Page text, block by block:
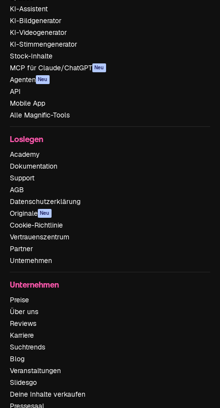
KI-Assistent
KI-Bildgenerator
KI-Videogenerator
KI-Stimmengenerator
Stock-Inhalte
MCP für Claude/ChatGPT Neu
Agenten Neu
API
Mobile App
Alle Magnific-Tools
Loslegen
Academy
Dokumentation
Support
AGB
Datenschutzerklärung
Originale Neu
Cookie-Richtlinie
Vertrauenszentrum
Partner
Unternehmen
Unternehmen
Preise
Über uns
Reviews
Karriere
Suchtrends
Blog
Veranstaltungen
Slidesgo
Deine Inhalte verkaufen
Pressesaal